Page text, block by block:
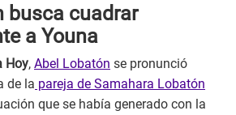
busca cuadrar
a Youna
Hoy, Abel Lobatón se pronunció
de la pareja de Samahara Lobatón
que se había generado con la